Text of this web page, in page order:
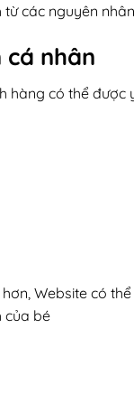
các nguyên
nhân
có thể
Website có
của bé